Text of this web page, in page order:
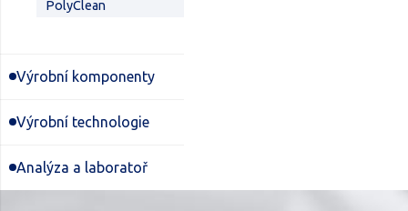
PolyClean
Výrobní komponenty
Výrobní technologie
Analýza a laboratoř